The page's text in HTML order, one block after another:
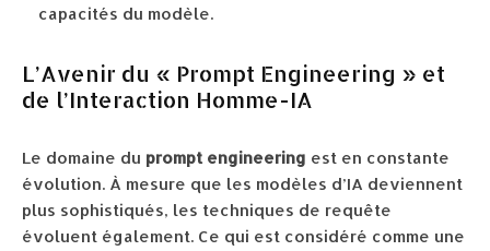
capacités du modèle.
L’Avenir du « Prompt Engineering » et
de l’Interaction Homme-IA
Le domaine du prompt engineering est en constante
évolution. À mesure que les modèles d’IA deviennent
plus sophistiqués, les techniques de requête
évoluent également. Ce qui est considéré comme une